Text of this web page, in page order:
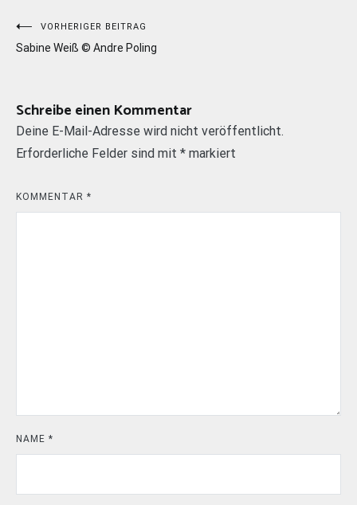
Beitragsnavigation
VORHERIGER BEITRAG
Sabine Weiß © Andre Poling
Schreibe einen Kommentar
Deine E-Mail-Adresse wird nicht veröffentlicht.
Erforderliche Felder sind mit * markiert
KOMMENTAR *
NAME *